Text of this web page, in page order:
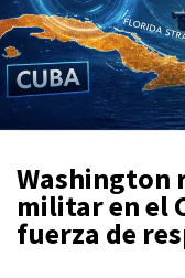
Washington
militar en el
fuerza de